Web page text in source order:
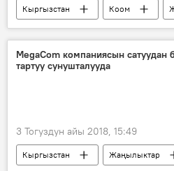
Кыргызстан Коом
мектеп
билим берүү
каникул
MegaCom компаниясын сатуудан
тартуу сунушталууда
3 Тогуздун айы 2018, 15:49
Кыргызстан
Жаңылыктар